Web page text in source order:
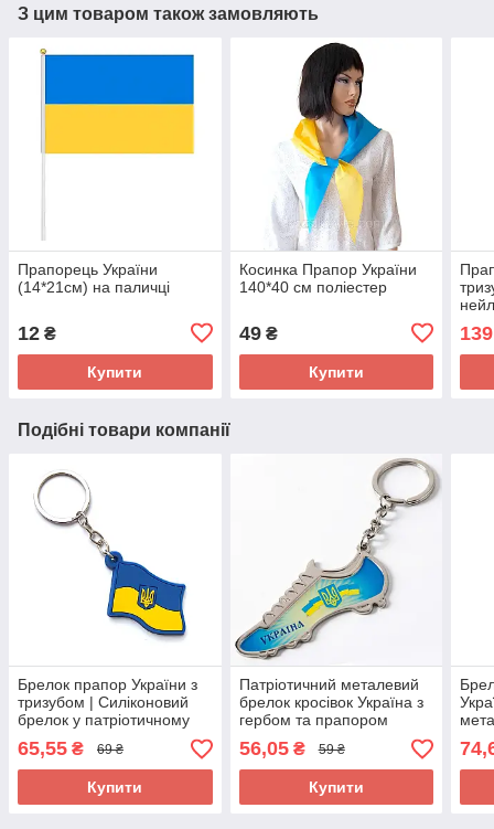
З цим товаром також замовляють
Прапорець України
(14*21см) на паличці
12 ₴
Купити
Косинка Прапор України
140*40 см поліестер
49₴
Купити
139
Подібні товари компанії
Брелок прапор України з
тризубом | Силіконовий
брелок у патріотичному
стилі
65,55 ₴ 69 ₴
Купити
Патріотичний металевий
брелок кросівок Україна з
гербом та прапором
56,05₴ 59 ₴
Купити